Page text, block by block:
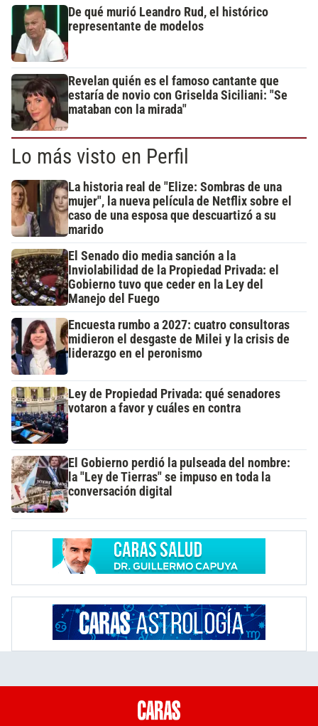
De qué murió Leandro Rud, el histórico
representante de modelos
Revelan quién es el famoso cantante que
estaría de novio con Griselda Siciliani: "Se
mataban con la mirada"
Lo más visto en Perfil
La historia real de "Elize: Sombras de una
mujer", la nueva película de Netflix sobre el
caso de una esposa que descuartizó a su
marido
El Senado dio media sanción a la
Inviolabilidad de la Propiedad Privada: el
Gobierno tuvo que ceder en la Ley del
Manejo del Fuego
Encuesta rumbo a 2027: cuatro consultoras
midieron el desgaste de Milei y la crisis de
liderazgo en el peronismo
Ley de Propiedad Privada: qué senadores
votaron a favor y cuáles en contra
El Gobierno perdió la pulseada del nombre:
la "Ley de Tierras" se impuso en toda la
conversación digital